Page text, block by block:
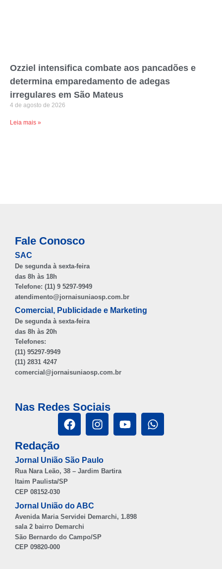
Ozziel intensifica combate aos pancadões e
determina emparedamento de adegas
irregulares em São Mateus
4 de agosto de 2026
Leia mais »
Fale Conosco
SAC
De segunda à sexta-feira
das 8h às 18h
Telefone: (11) 9 5297-9949
atendimento@jornaisuniaosp.com.br
Comercial, Publicidade e Marketing
De segunda à sexta-feira
das 8h às 20h
Telefones:
(11) 95297-9949
(11) 2831 4247
comercial@jornaisuniaosp.com.br
Nas Redes Sociais
Redação
Jornal União São Paulo
Rua Nara Leão, 38 – Jardim Bartira
Itaim Paulista/SP
CEP 08152-030
Jornal União do ABC
Avenida Maria Servidei Demarchi, 1.898
sala 2 bairro Demarchi
São Bernardo do Campo/SP
CEP 09820-000